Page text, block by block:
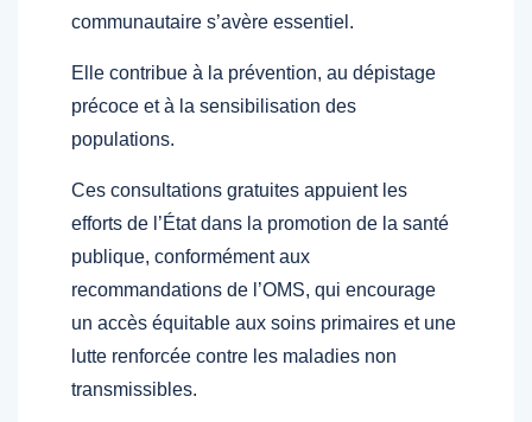
communautaire s’avère essentiel.
Elle contribue à la prévention, au dépistage
précoce et à la sensibilisation des
populations.
Ces consultations gratuites appuient les
efforts de l’État dans la promotion de la santé
publique, conformément aux
recommandations de l’OMS, qui encourage
un accès équitable aux soins primaires et une
lutte renforcée contre les maladies non
transmissibles.